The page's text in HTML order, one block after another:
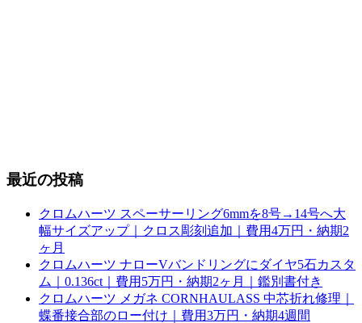
最近の投稿
クロムハーツ スペーサーリング6mmを8号→14号へ大
幅サイズアップ｜クロス彫刻追加｜費用4万円・納期2
ヶ月
クロムハーツ ナローVバンドリングにダイヤ5石カスタ
ム｜0.136ct｜費用5万円・納期2ヶ月｜鑑別書付き
クロムハーツ メガネ CORNHAULASS 中芯折れ修理｜
蝶番接合部のロー付け｜費用3万円・納期4週間